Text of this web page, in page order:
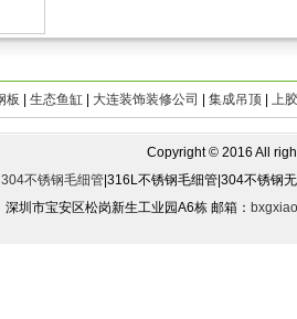
板 生态鱼缸| 大连装饰装修公司 集成吊顶| 上
Copyright © 2016 All
304不锈钢毛细管|316L不锈钢毛细管|304不锈钢
深圳市宝安区松岗新生工业园A6栋 邮箱：